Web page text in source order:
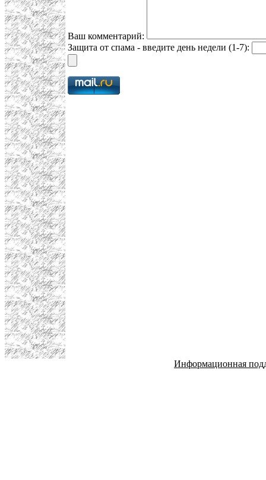
Ваш комментарий:
Защита от спама - введите день недели (1-7):
Информационная